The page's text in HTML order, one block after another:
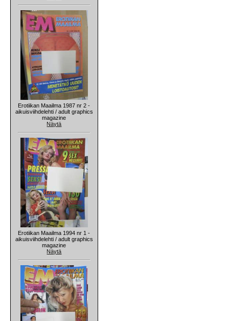
Erotiikan Maailma 1987 nr 2 -
aikuisviihdelehti / adult graphics
magazine
Näytä
Erotiikan Maailma 1994 nr 1 -
aikuisviihdelehti / adult graphics
magazine
Näytä